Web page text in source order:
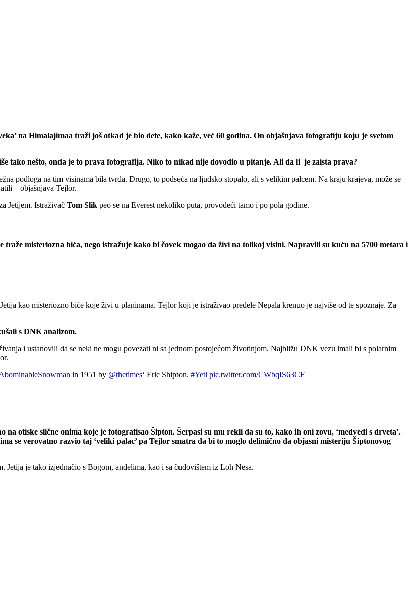
na Himalajimaa traži još otkad je bio dete, kako kaže, već 60 godina. On objašnjava fotografiju koju je svetom
tako nešto, onda je to prava fotografija. Niko to nikad nije dovodio u pitanje. Ali da li je zaista prava?
podloga na tim visinama bila tvrda. Drugo, to podseća na ljudsko stopalo, ali s velikim palcem. Na kraju krajeva, može se
– objašnjava Tejlor.
Jetijem. Istraživač Tom Slik peo se na Everest nekoliko puta, provodeći tamo i po pola godine.
misteriozna bića, nego istražuje kako bi čovek mogao da živi na tolikoj visini. Napravili su kuću na 5700 metara i
kao misteriozno biće koje živi u planinama. Tejlor koji je istraživao predele Nepala krenuo je najviše od te spoznaje. Za
s DNK analizom.
i ustanovili da se neki ne mogu povezati ni sa jednom postojećom životinjom. Najbližu DNK vezu imali bi s polarnim
in 1951 by @thetimes‘ Eric Shipton. #Yeti pic.twitter.com/CWbqIS63CF
otiske slične onima koje je fotografisao Šipton. Šerpasi su mu rekli da su to, kako ih oni zovu, ‘medvedi s drveta’.
se verovatno razvio taj ‘veliki palac’ pa Tejlor smatra da bi to moglo delimično da objasni misteriju Šiptonovog
Jetija je tako izjednačio s Bogom, anđelima, kao i sa čudovištem iz Loh Nesa.